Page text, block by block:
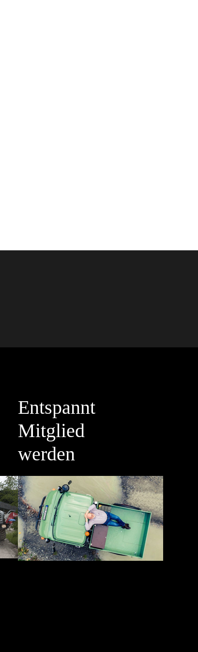
Entspannt
Mitglied
werden